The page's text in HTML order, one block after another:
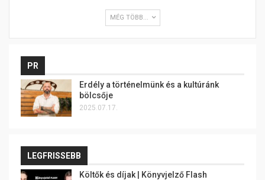
MÉG TÖBB...
PR
Erdély a történelmünk és a kultúránk
bölcsője
2025.07.17.
LEGFRISSEBB
Költők és díjak | Könyvjelző Flash